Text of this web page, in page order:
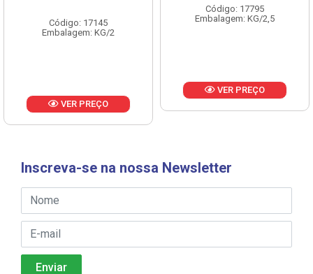
Embalagem: KG/2,5
Código: 18433
Embalagem: KG/2,25
VER PREÇO
Inscreva-se na nossa Newsletter